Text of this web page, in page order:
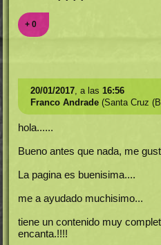
+ 0
20/01/2017, a las 16:56
Franco Andrade(Santa Cruz
hola......
Bueno antes que nada, me
La pagina es buenisima....
me a ayudado muchisimo...
tiene un contenido muy
encanta.!!!!